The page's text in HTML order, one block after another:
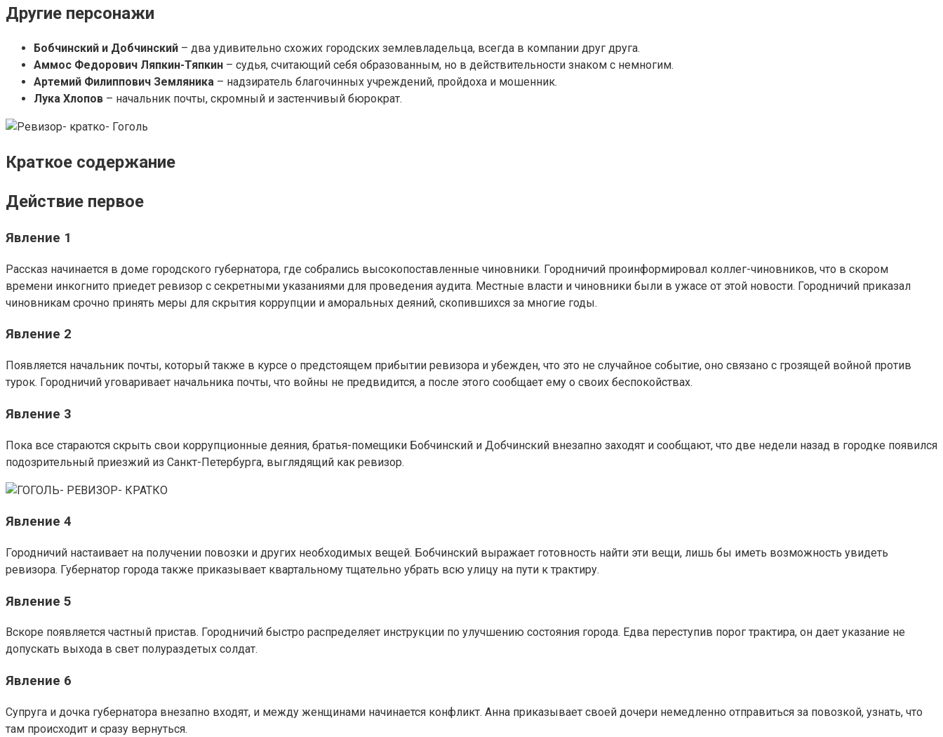
Другие персонажи
Бобчинский и Добчинский – два удивительно схожих городских землевладельца, всегда в компании друг друга.
Аммос Федорович Ляпкин-Тяпкин – судья, считающий себя образованным, но в действительности знаком с немногим.
Артемий Филиппович Земляника – надзиратель благочинных учреждений, пройдоха и мошенник.
Лука Хлопов – начальник почты, скромный и застенчивый бюрократ.
Краткое содержание
Действие первое
Явление 1
Рассказ начинается в доме городского губернатора, где собрались высокопоставленные чиновники. Городничий проинформировал коллег-чиновников, что в скором
времени инкогнито приедет ревизор с секретными указаниями для проведения аудита. Местные власти и чиновники были в ужасе от этой новости. Городничий приказал
чиновникам срочно принять меры для скрытия коррупции и аморальных деяний, скопившихся за многие годы.
Явление 2
Появляется начальник почты, который также в курсе о предстоящем прибытии ревизора и убежден, что это не случайное событие, оно связано с грозящей войной против
турок. Городничий уговаривает начальника почты, что войны не предвидится, а после этого сообщает ему о своих беспокойствах.
Явление 3
Пока все стараются скрыть свои коррупционные деяния, братья-помещики Бобчинский и Добчинский внезапно заходят и сообщают, что две недели назад в городке появился
подозрительный приезжий из Санкт-Петербурга, выглядящий как ревизор.
Явление 4
Городничий настаивает на получении повозки и других необходимых вещей. Бобчинский выражает готовность найти эти вещи, лишь бы иметь возможность увидеть
ревизора. Губернатор города также приказывает квартальному тщательно убрать всю улицу на пути к трактиру.
Явление 5
Вскоре появляется частный пристав. Городничий быстро распределяет инструкции по улучшению состояния города. Едва переступив порог трактира, он дает указание не
допускать выхода в свет полураздетых солдат.
Явление 6
Супруга и дочка губернатора внезапно входят, и между женщинами начинается конфликт. Анна приказывает своей дочери немедленно отправиться за повозкой, узнать, что
там происходит и сразу вернуться.